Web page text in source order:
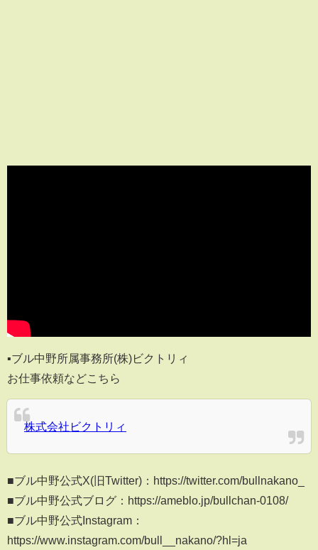
▪️ブル中野所属事務所(株)ビクトリィ
お仕事依頼などこちら
株式会社ビクトリィ
■ブル中野公式X(旧Twitter)：https://twitter.com/bullnakano_
■ブル中野公式ブログ：https://ameblo.jp/bullchan-0108/
■ブル中野公式Instagram：
https://www.instagram.com/bull__nakano/?hl=ja